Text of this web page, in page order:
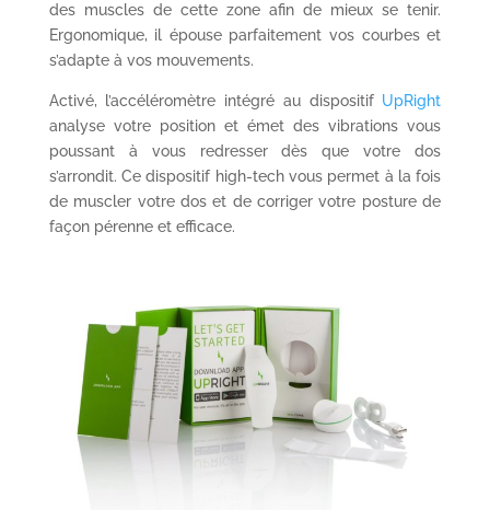
des muscles de cette zone afin de mieux se tenir.
Ergonomique, il épouse parfaitement vos courbes et
s’adapte à vos mouvements.
Activé, l’accéléromètre intégré au dispositif UpRight
analyse votre position et émet des vibrations vous
poussant à vous redresser dès que votre dos
s’arrondit. Ce dispositif high-tech vous permet à la fois
de muscler votre dos et de corriger votre posture de
façon pérenne et efficace.